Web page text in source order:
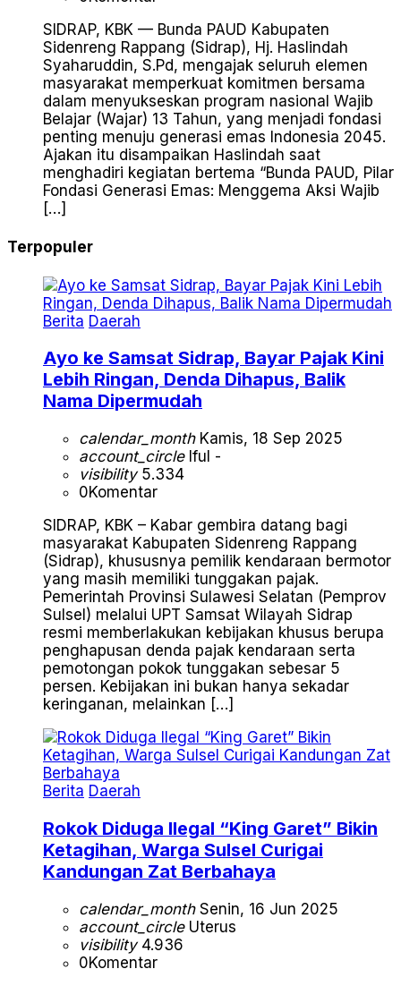
SIDRAP, KBK — Bunda PAUD Kabupaten
Sidenreng Rappang (Sidrap), Hj. Haslindah
Syaharuddin, S.Pd, mengajak seluruh elemen
masyarakat memperkuat komitmen bersama
dalam menyukseskan program nasional Wajib
Belajar (Wajar) 13 Tahun, yang menjadi fondasi
penting menuju generasi emas Indonesia 2045.
Ajakan itu disampaikan Haslindah saat
menghadiri kegiatan bertema “Bunda PAUD, Pilar
Fondasi Generasi Emas: Menggema Aksi Wajib
[…]
Terpopuler
Berita Daerah
Ayo ke Samsat Sidrap, Bayar Pajak Kini
Lebih Ringan, Denda Dihapus, Balik
Nama Dipermudah
calendar_monthKamis, 18 Sep 2025
account_circleIful -
visibility5.334
0Komentar
SIDRAP, KBK – Kabar gembira datang bagi
masyarakat Kabupaten Sidenreng Rappang
(Sidrap), khususnya pemilik kendaraan bermotor
yang masih memiliki tunggakan pajak.
Pemerintah Provinsi Sulawesi Selatan (Pemprov
Sulsel) melalui UPT Samsat Wilayah Sidrap
resmi memberlakukan kebijakan khusus berupa
penghapusan denda pajak kendaraan serta
pemotongan pokok tunggakan sebesar 5
persen. Kebijakan ini bukan hanya sekadar
keringanan, melainkan […]
Berita Daerah
Rokok Diduga Ilegal “King Garet” Bikin
Ketagihan, Warga Sulsel Curigai
Kandungan Zat Berbahaya
calendar_monthSenin, 16 Jun 2025
account_circleUterus
visibility4.936
0Komentar